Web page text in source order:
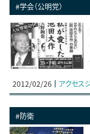
#学会（公明党）
2012/02/26 アクセス
#防衛